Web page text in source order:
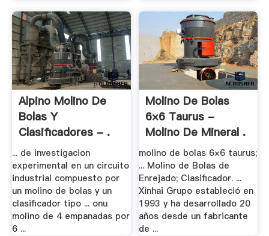
Alpino Molino De
Bolas Y
Clasificadores - .
... de investigacion
experimental en un circuito
industrial compuesto por
un molino de bolas y un
clasificador tipo ... onu
molino de 4 empanadas por
6 ...
Molino De Bolas
6×6 Taurus -
Molino De Mineral .
molino de bolas 6×6 taurus;
... Molino de Bolas de
Enrejado; Clasificador. ...
Xinhai Grupo estableció en
1993 y ha desarrollado 20
años desde un fabricante
de ...